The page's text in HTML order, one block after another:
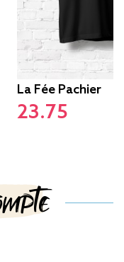
La Fée Pachier
23.75